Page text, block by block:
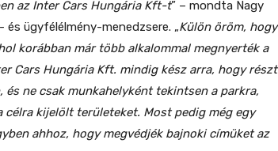
az Inter Cars Hungária Kft-t” – mondta Nagy
és ügyfélélmény-menedzsere. „Külön öröm, hogy
korábban már több alkalommal megnyerték a
Cars Hungária Kft. mindig kész arra, hogy részt
és ne csak munkahelyként tekintsen a parkra,
kijelölt területeket. Most pedig még egy
ahhoz, hogy megvédjék bajnoki címüket az